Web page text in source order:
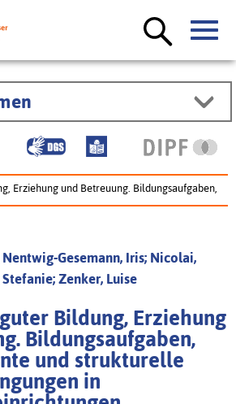
Erziehung und Betreuung. Bildungsaufgaben,
Gesemann, Iris; Nicolai,
Zenker, Luise
Bildung, Erziehung
Bildungsaufgaben,
und strukturelle
in